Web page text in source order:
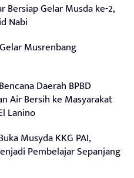
Bersiap Gelar Musda ke-2,
Nabi
Musrenbang
Daerah BPBD
Air Bersih ke Masyarakat
Lanino
Musyda KKG PAI,
Pembelajar Sepanjang